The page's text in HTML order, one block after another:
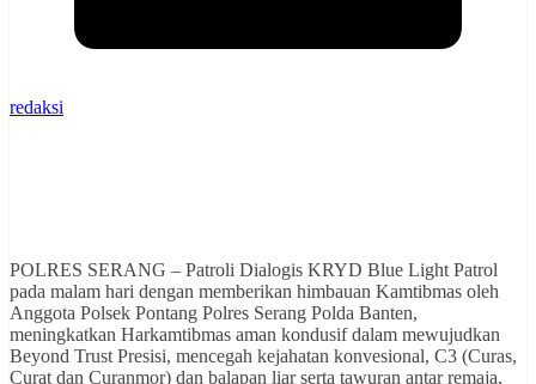
redaksi
POLRES SERANG – Patroli Dialogis KRYD Blue Light Patrol
pada malam hari dengan memberikan himbauan Kamtibmas oleh
Anggota Polsek Pontang Polres Serang Polda Banten,
meningkatkan Harkamtibmas aman kondusif dalam mewujudkan
Beyond Trust Presisi, mencegah kejahatan konvesional, C3 (Curas,
Curat dan Curanmor) dan balapan liar serta tawuran antar remaja,